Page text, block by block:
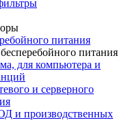
питания
питания
для компьютера и
и серверного
и производственных